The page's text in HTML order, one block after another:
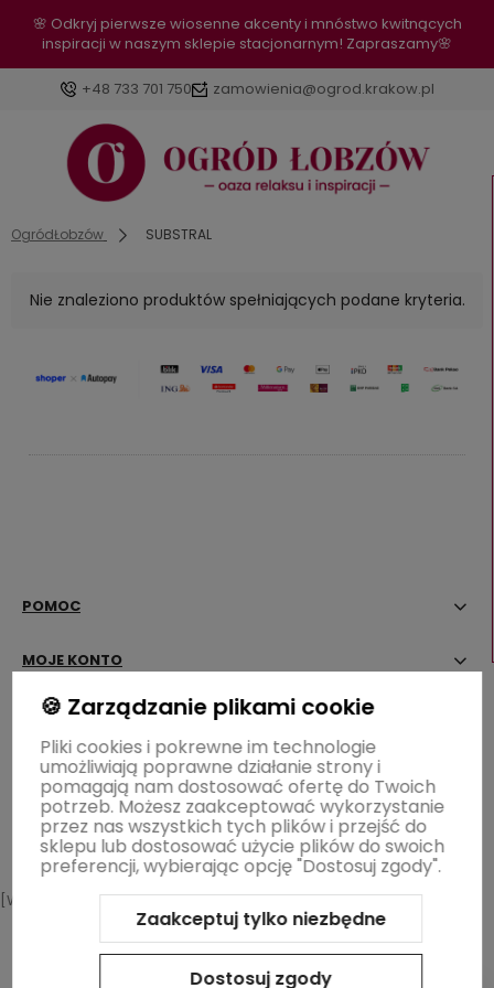
🌸 Odkryj pierwsze wiosenne akcenty i mnóstwo kwitnących
inspiracji w naszym sklepie stacjonarnym! Zapraszamy🌸
+48 733 701 750 zamowienia@ogrod.krakow.pl
OgródŁobzów SUBSTRAL
Nie znaleziono produktów spełniających podane kryteria.
POMOC
MOJE KONTO
PŁATNOŚCI I DOSTAWA
INFORMACJE
OGRÓD ŁOBZÓW
[WIDGET-WZ]
Sklep internetowy Shoper.pl
Szablon Shoper Modern 3.0™
GrowCommerce
🍪 Zarządzanie plikami cookie
Pliki cookies i pokrewne im technologie
umożliwiają poprawne działanie strony i
pomagają nam dostosować ofertę do Twoich
potrzeb. Możesz zaakceptować wykorzystanie
przez nas wszystkich tych plików i przejść do
sklepu lub dostosować użycie plików do swoich
preferencji, wybierając opcję "Dostosuj zgody".
Zaakceptuj tylko niezbędne
Dostosuj zgody